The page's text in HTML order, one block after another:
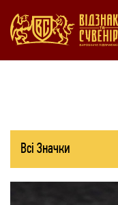
Всі Значки
Литі значки